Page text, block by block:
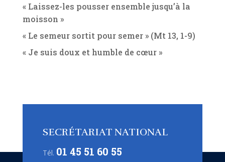
« Laissez-les pousser ensemble jusqu’à la
moisson »
« Le semeur sortit pour semer » (Mt 13, 1-9)
« Je suis doux et humble de cœur »
SECRÉTARIAT NATIONAL
Tél. 01 45 51 60 55